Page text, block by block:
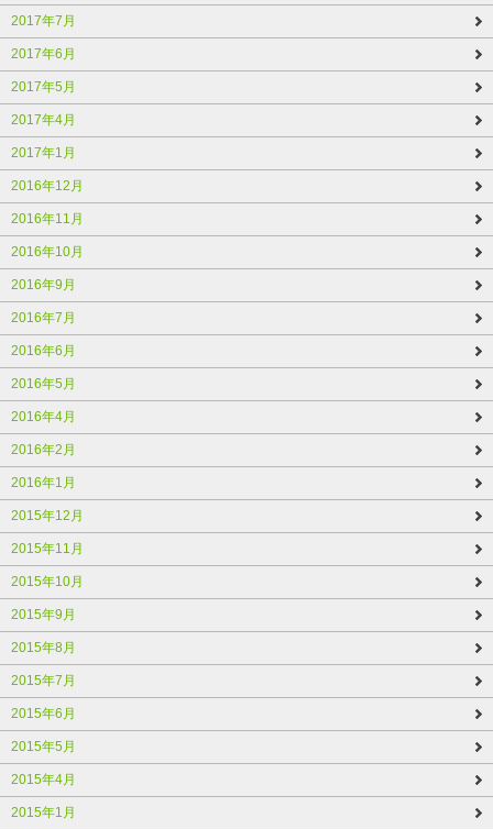
2017年7月
2017年6月
2017年5月
2017年4月
2017年1月
2016年12月
2016年11月
2016年10月
2016年9月
2016年7月
2016年6月
2016年5月
2016年4月
2016年2月
2016年1月
2015年12月
2015年11月
2015年10月
2015年9月
2015年8月
2015年7月
2015年6月
2015年5月
2015年4月
2015年1月